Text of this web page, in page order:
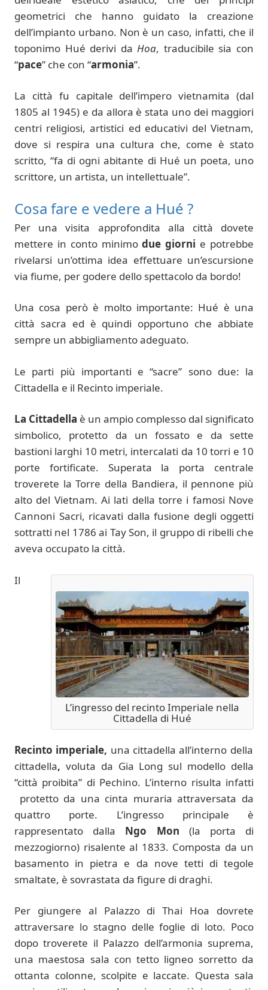
geometrici che hanno guidato la creazione
dell’impianto urbano. Non è un caso, infatti, che il
toponimo Hué derivi daHoa, traducibile sia con
“pace” che con “armonia”.
La città fu capitale dell’impero vietnamita (dal
1805 al 1945) e da allora è stata uno dei maggiori
centri religiosi, artistici ed educativi del Vietnam,
dove si respira una cultura che, come è stato
scritto, “fa di ogni abitante di Hué un poeta, uno
scrittore, un artista, un intellettuale”.
Cosa fare e vedere a Hué ?
Per una visita approfondita alla città dovete
mettere in conto minimodue giorni e potrebbe
rivelarsi un’ottima idea effettuare un’escursione
via fiume, per godere dello spettacolo da bordo!
Una cosa però è molto importante: Hué è una
città sacra ed è quindi opportuno che abbiate
sempre un abbigliamento adeguato.
Le parti più importanti e “sacre” sono due: la
Cittadella e il Recinto imperiale.
La Cittadella è un ampio complesso dal significato
simbolico, protetto da un fossato e da sette
bastioni larghi 10 metri, intercalati da 10 torri e 10
porte fortificate. Superata la porta centrale
troverete la Torre della Bandiera, il pennone più
alto del Vietnam. Ai lati della torre i famosi Nove
Cannoni Sacri, ricavati dalla fusione degli oggetti
sottratti nel 1786 ai Tay Son, il gruppo di ribelli che
aveva occupato la città.
L’ingresso del recinto Imperiale nella
Cittadella di Hué
Il
Recinto imperiale, una cittadella all’interno della
cittadella, voluta da Gia Long sul modello della
“città proibita” di Pechino. L’interno risulta infatti
protetto da una cinta muraria attraversata da
quattro porte. L’ingresso principale è
rappresentato dalla Ngo Mon (la porta di
mezzogiorno) risalente al 1833. Composta da un
basamento in pietra e da nove tetti di tegole
smaltate, è sovrastata da figure di draghi.
Per giungere al Palazzo di Thai Hoa dovrete
attraversare lo stagno delle foglie di loto. Poco
dopo troverete il Palazzo dell’armonia suprema,
una maestosa sala con tetto ligneo sorretto da
ottanta colonne, scolpite e laccate. Questa sala